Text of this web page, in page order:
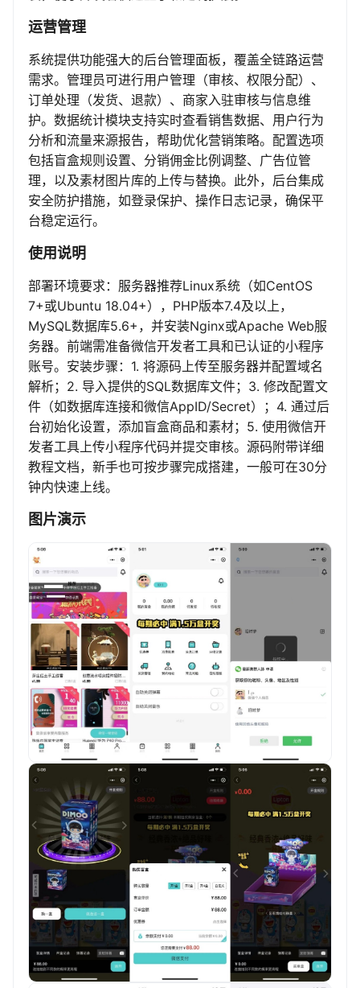
运营管理
系统提供功能强大的后台管理面板，覆盖全链路运营
需求。管理员可进行用户管理（审核、权限分配）、
订单处理（发货、退款）、商家入驻审核与信息维
护。数据统计模块支持实时查看销售数据、用户行为
分析和流量来源报告，帮助优化营销策略。配置选项
包括盲盒规则设置、分销佣金比例调整、广告位管
理，以及素材图片库的上传与替换。此外，后台集成
安全防护措施，如登录保护、操作日志记录，确保平
台稳定运行。
使用说明
部署环境要求：服务器推荐Linux系统（如CentOS
7+或Ubuntu 18.04+），PHP版本7.4及以上，
MySQL数据库5.6+，并安装Nginx或Apache Web服
务器。前端需准备微信开发者工具和已认证的小程序
账号。安装步骤：1. 将源码上传至服务器并配置域名
解析；2. 导入提供的SQL数据库文件；3. 修改配置文
件（如数据库连接和微信AppID/Secret）；4. 通过后
台初始化设置，添加盲盒商品和素材；5. 使用微信开
发者工具上传小程序代码并提交审核。源码附带详细
教程文档，新手也可按步骤完成搭建，一般可在30分
钟内快速上线。
图片演示